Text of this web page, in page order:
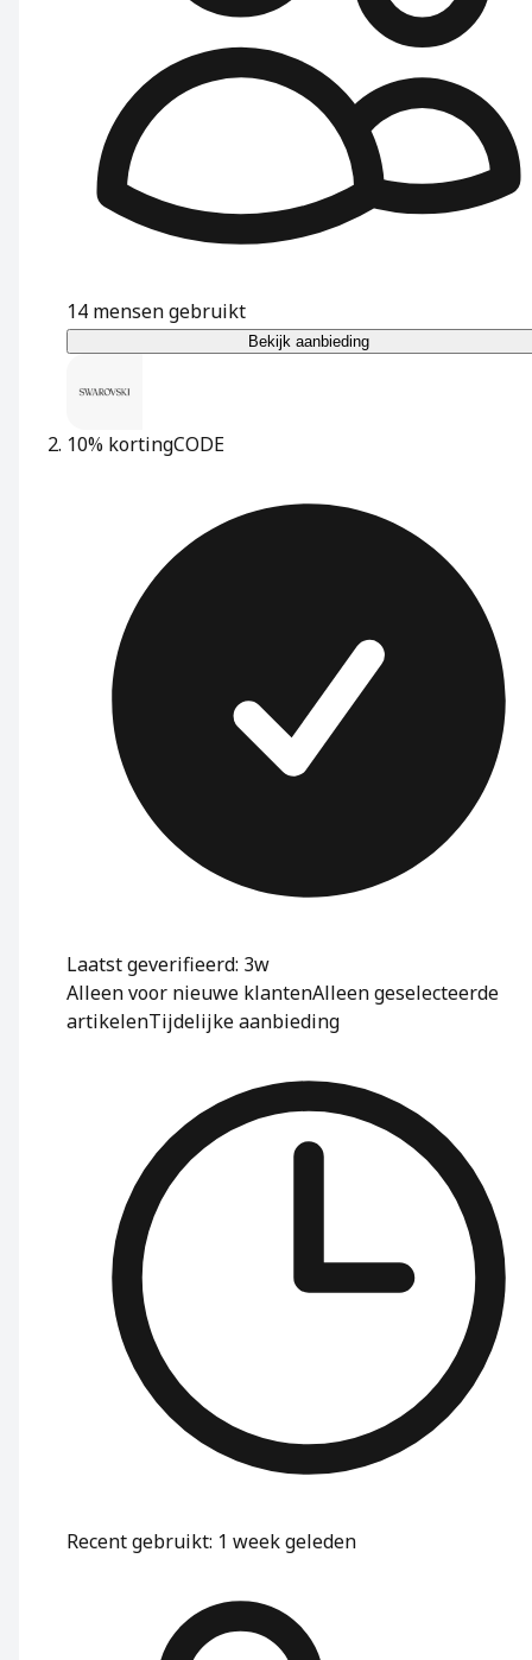
14 mensen gebruikt
Bekijk aanbieding
10% kortingCODE
Laatst geverifieerd: 3w
Alleen voor nieuwe klantenAlleen geselecteerde
artikelenTijdelijke aanbieding
Recent gebruikt: 1 week geleden